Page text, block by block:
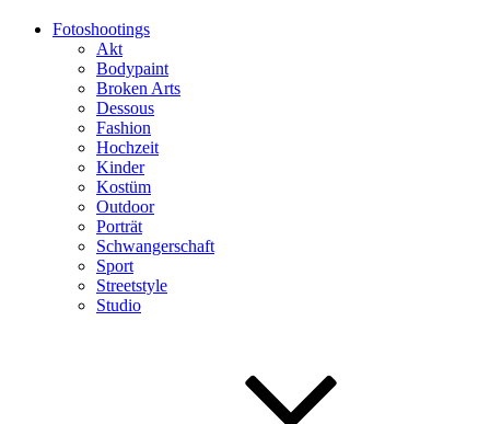
Fotoshootings
Akt
Bodypaint
Broken Arts
Dessous
Fashion
Hochzeit
Kinder
Kostüm
Outdoor
Porträt
Schwangerschaft
Sport
Streetstyle
Studio